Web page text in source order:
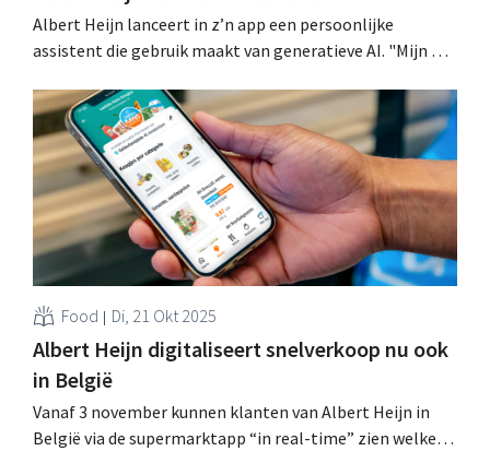
Albert Heijn lanceert in z’n app een persoonlijke
assistent die gebruik maakt van generatieve AI. "Mijn AH
productsuggesties en praktische tips voor het koken of
bewaren van gerechten. .
Food Di, 21 Okt 2025
Albert Heijn digitaliseert snelverkoop nu ook
in België
Vanaf 3 november kunnen klanten van Albert Heijn in
België via de supermarktapp “in real-time” zien welke